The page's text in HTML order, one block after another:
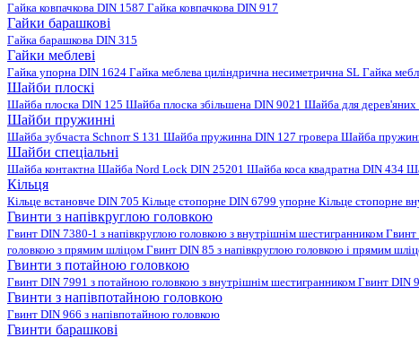
Гайка ковпачкова DIN 1587 Гайка ковпачкова DIN 917
Гайки барашкові
Гайка барашкова DIN 315
Гайки меблеві
Гайка упорна DIN 1624 Гайка меблева циліндрична несиметрична SL Гайка
Шайби плоскі
Шайба плоска DIN 125 Шайба плоска збільшена DIN 9021 Шайба для дерев'яних
Шайби пружинні
Шайба зубчаста Schnorr S 131 Шайба пружинна DIN 127 гровера Шайба
Шайби спеціальні
Шайба контактна Шайба Nord Lock DIN 25201 Шайба коса квадратна DIN 434
Кільця
Кільце встановче DIN 705 Кільце стопорне DIN 6799 упорне Кільце стопорне
Гвинти з напівкруглою головкою
Гвинт DIN 7380-1 з напівкруглою головкою з внутрішнім шестигранником Гвинт
головкою з прямим шліцом Гвинт DIN 85 з напівкруглою головкою і прямим
Гвинти з потайною головкою
Гвинт DIN 7991 з потайною головкою з внутрішнім шестигранником Гвинт DIN
Гвинти з напівпотайною головкою
Гвинт DIN 966 з напівпотайною головкою
Гвинти барашкові